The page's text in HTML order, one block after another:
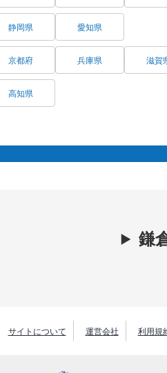
静岡県 愛知県
京都府 兵庫県 滋賀
高知県
鎌
サイトについて 運営会社 利用規